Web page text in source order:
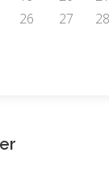
26 27 28